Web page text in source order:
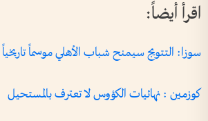
اقرأ أيضاً:
سوزا: التتويج سيمنح شباب الأهلي موسماً تاريخياً
كوزمين : نهائيات الكؤوس لا تعترف بالمستحيل